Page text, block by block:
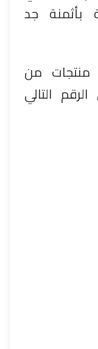
بأثمنة جد
من
التالي